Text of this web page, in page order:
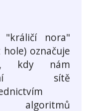
"králičí nora"
označuje
kdy nám
sítě
algoritmů